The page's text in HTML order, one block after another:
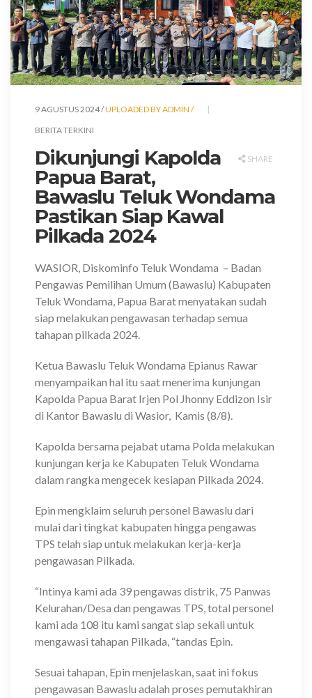
9 AGUSTUS 2024 /UPLOADED BY ADMIN /
BERITA TERKINI
SHARE
Dikunjungi Kapolda
Papua Barat,
Bawaslu Teluk Wondama
Pastikan Siap Kawal
Pilkada 2024
WASIOR, Diskominfo Teluk Wondama – Badan
Pengawas Pemilihan Umum (Bawaslu) Kabupaten
Teluk Wondama, Papua Barat menyatakan sudah
siap melakukan pengawasan terhadap semua
tahapan pilkada 2024.
Ketua Bawaslu Teluk Wondama Epianus Rawar
menyampaikan hal itu saat menerima kunjungan
Kapolda Papua Barat Irjen Pol Jhonny Eddizon Isir
di Kantor Bawaslu di Wasior, Kamis (8/8).
Kapolda bersama pejabat utama Polda melakukan
kunjungan kerja ke Kabupaten Teluk Wondama
dalam rangka mengecek kesiapan Pilkada 2024.
Epin mengklaim seluruh personel Bawaslu dari
mulai dari tingkat kabupaten hingga pengawas
TPS telah siap untuk melakukan kerja-kerja
pengawasan Pilkada.
“Intinya kami ada 39 pengawas distrik, 75 Panwas
Kelurahan/Desa dan pengawas TPS, total personel
kami ada 108 itu kami sangat siap sekali untuk
mengawasi tahapan Pilkada, “tandas Epin.
Sesuai tahapan, Epin menjelaskan, saat ini fokus
pengawasan Bawaslu adalah proses pemutakhiran